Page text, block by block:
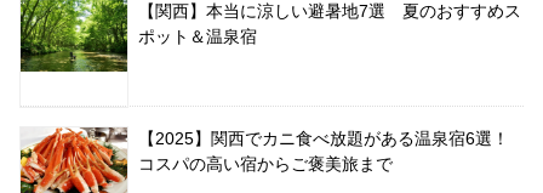
【関西】本当に涼しい避暑地7選 夏のおすすめス
ポット＆温泉宿
【2025】関西でカニ食べ放題がある温泉宿6選！
コスパの高い宿からご褒美旅まで